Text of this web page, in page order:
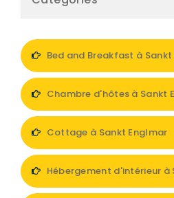
Bed and Breakfast à
Chambre d'hôtes à Sankt
Cottage à Sankt Englmar
Hébergement d'intérieur à